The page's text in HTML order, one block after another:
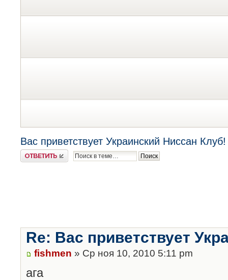
Вас приветствует Украинский Ниссан Клуб!
Ответить
Re: Вас приветствует
fishmen » Ср ноя 10, 2010 5:11 pm
ага